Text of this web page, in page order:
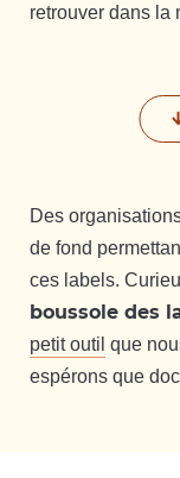
retrouver dans la
Des
de fond
ces labels.
boussole des
petit outil que
espérons que